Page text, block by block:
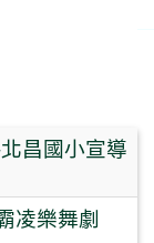
昌國小宣導
凌樂舞劇